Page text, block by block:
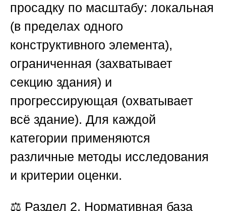
просадку по масштабу: локальная
(в пределах одного
конструктивного элемента),
ограниченная (захватывает
секцию здания) и
прогрессирующая (охватывает
всё здание). Для каждой
категории применяются
различные методы исследования
и критерии оценки.
⚖️ Раздел 2. Нормативная база